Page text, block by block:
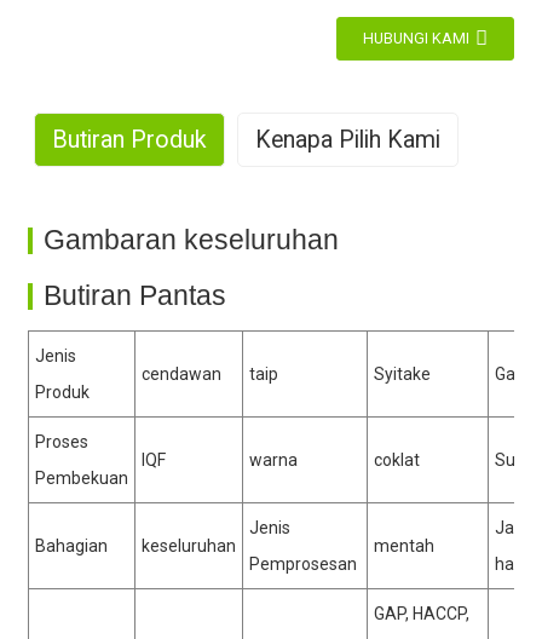
HUBUNGI KAMI
Butiran Produk Kenapa Pilih Kami
Gambaran keseluruhan
Butiran Pantas
Jenis
Produk
cendawan taip Syitake Gaya
Proses
Pembekuan
IQF warna coklat
Bahagian keseluruhan
Jenis
Pemprosesan
mentah
hayat
GAP, HACCP,
2. Pengalaman yang Kaya
3. Keupayaan pengeluaran yang kuat